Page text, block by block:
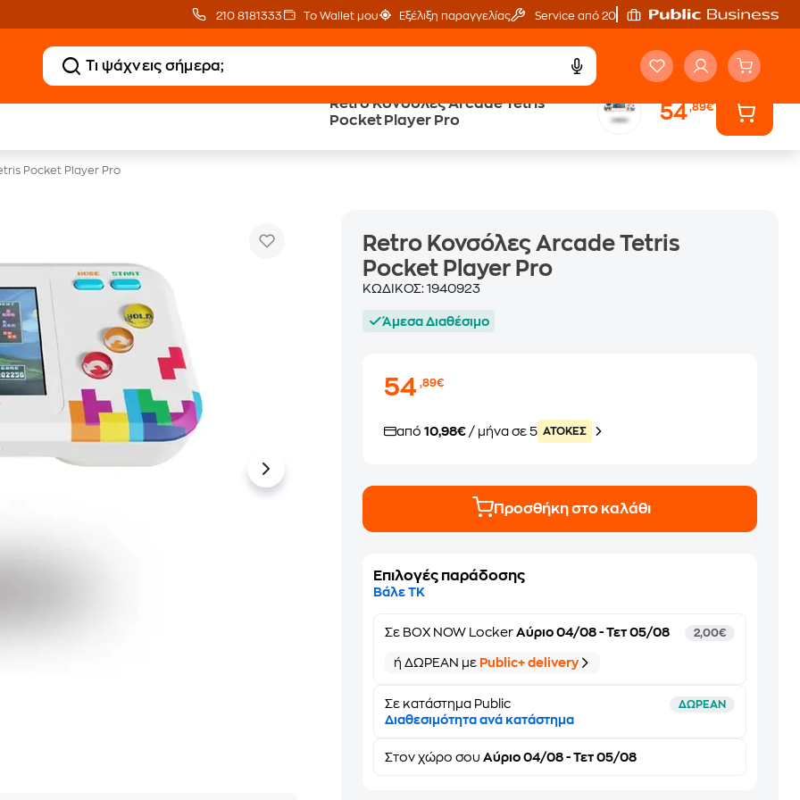
210 8181333 Το Wallet μου Εξέλιξη παραγγελίας Service από 20'
Retro Κονσόλες Arcade Tetris
Pocket Player Pro
54,89€
Δωρεάν BoxNow
Pocket Player Pro
Retro Κονσόλες Arcade Tetris
Pocket Player Pro
ΚΩΔΙΚΟΣ:1940923
Άμεσα Διαθέσιμο
54,89€
από10,98€ / μήνα σε 5 ATOKEΣ
Προσθήκη στο καλάθι
Επιλογές παράδοσης
Βάλε ΤΚ
Σε BOX NOW Locker Αύριο 04/08 - Τετ 05/08 2,00€
ή ΔΩΡΕΑΝ με Public+ delivery
Σε κατάστημα Public ΔΩΡΕΑΝ
Διαθεσιμότητα ανά κατάστημα
Στονχώρο σου Αύριο 04/08 - Τετ 05/08